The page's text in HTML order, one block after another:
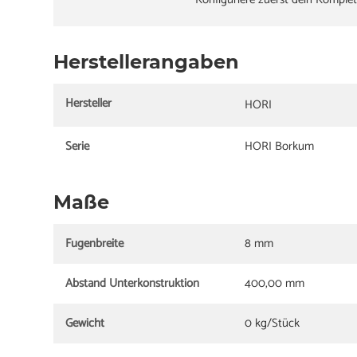
Herstellerangaben
Hersteller HORI
Serie HORI Borkum
Maße
Fugenbreite
8 mm
Abstand Unterkonstruktion
400,00 mm
Gewicht
0 kg/Stück